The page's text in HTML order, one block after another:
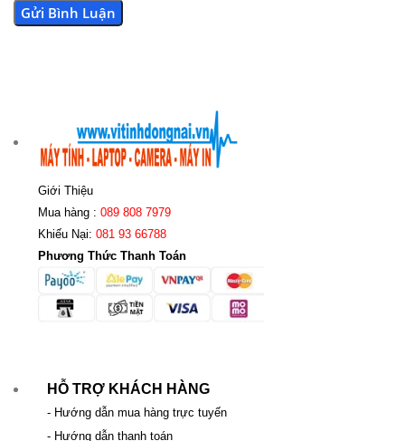
Giới Thiệu
Mua hàng : 089 808 7979
Khiếu Nại: 081 93 66788
Phương Thức Thanh Toán
HỖ TRỢ KHÁCH HÀNG
- Hướng dẫn mua hàng trực tuyến
- Hướng dẫn thanh toán